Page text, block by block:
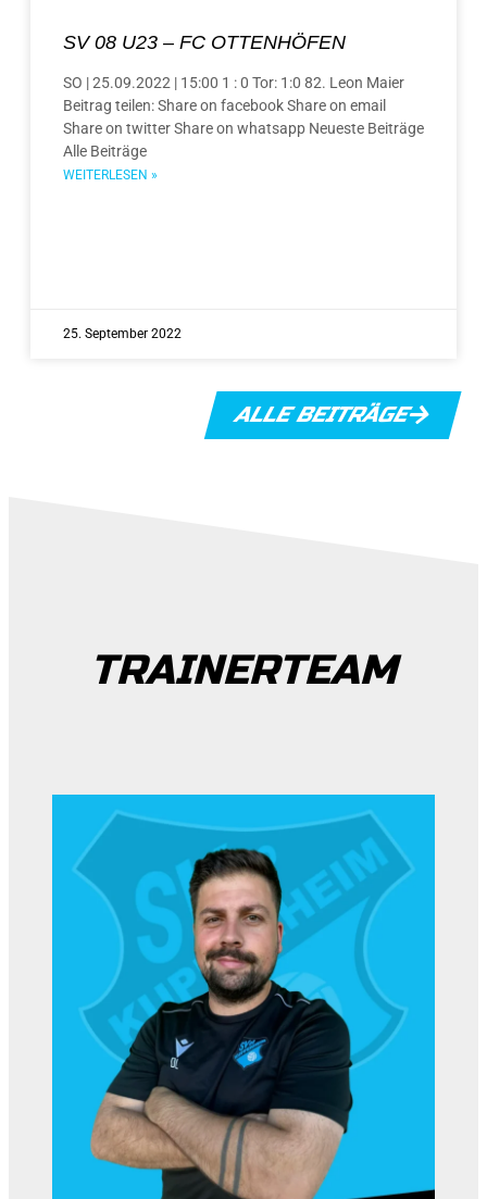
SV 08 U23 – FC OTTENHÖFEN
SO | 25.09.2022 | 15:00 1 : 0 Tor: 1:0 82. Leon Maier
Beitrag teilen: Share on facebook Share on email
Share on twitter Share on whatsapp Neueste Beiträge
Alle Beiträge
WEITERLESEN »
25. September 2022
ALLE BEITRÄGE
TRAINERTEAM